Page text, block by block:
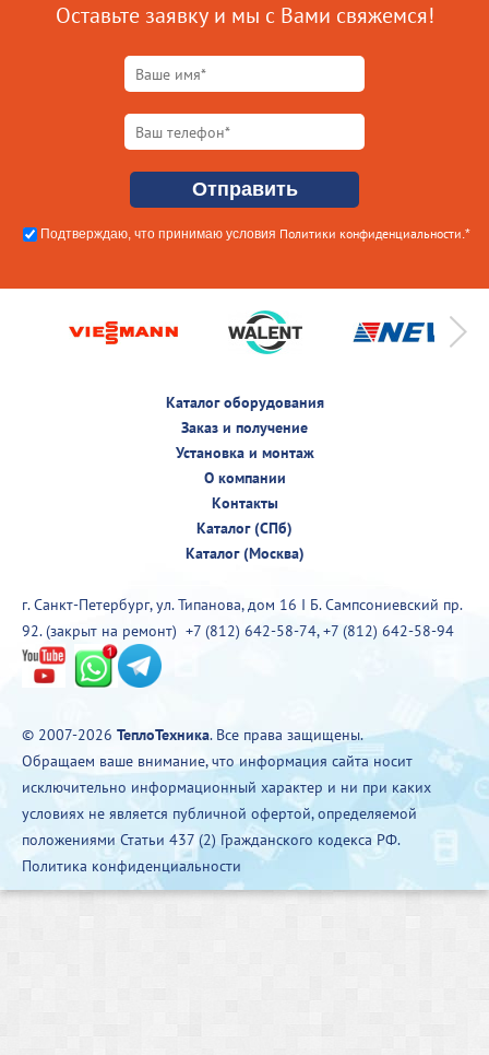
Оставьте заявку и мы с Вами свяжемся!
Подтверждаю, что принимаю условия Политики конфиденциальности .*
Каталог оборудования
Заказ и получение
Установка и монтаж
О компании
Контакты
Каталог (СПб)
Каталог (Москва)
г. Санкт-Петербург, ул. Типанова, дом 16 I Б. Сампсониевский пр.
92. (закрыт на ремонт) +7 (812) 642-58-74,+7 (812) 642-58-94
© 2007-2026 ТеплоТехника. Все права защищены.
Обращаем ваше внимание, что информация сайта носит
исключительно информационный характер и ни при каких
условиях не является публичной офертой, определяемой
положениями Статьи 437 (2) Гражданского кодекса РФ.
Политика конфиденциальности